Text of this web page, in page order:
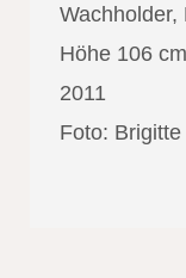
Wachholder,
Höhe 106
2011
Foto: